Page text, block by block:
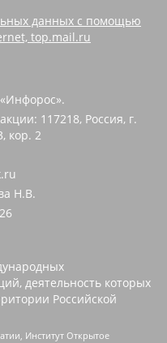
данных с помощью
top.mail.ru
117218, Россия, г.
кор. 2
Н.В.
деятельность которых
Российской
Институт Открытое